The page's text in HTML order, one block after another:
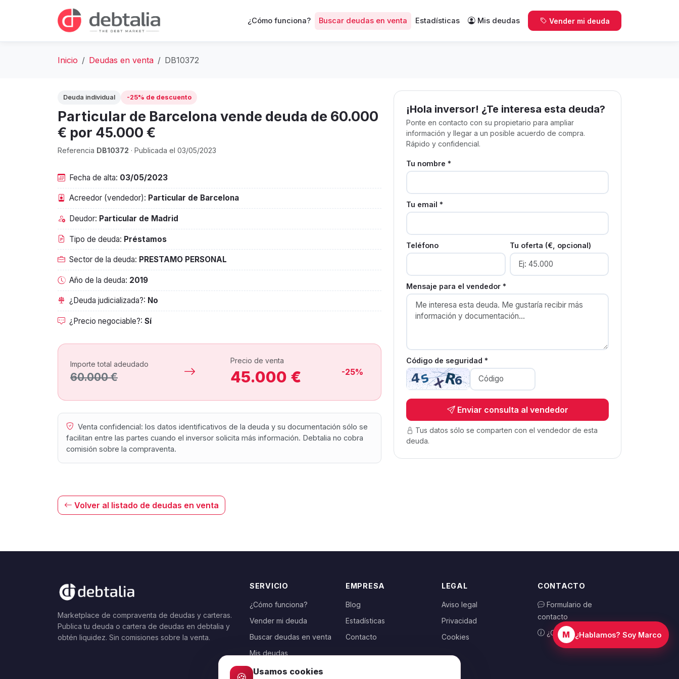
¿Cómo funciona? Buscar deudas en venta Estadísticas Mis deudas Vender mi deuda
Inicio Deudas en venta DB10372
Deuda individual -25% de descuento
Particular de Barcelona vende deuda de 60.000
€ por 45.000 €
Referencia DB10372 · Publicada el 03/05/2023
Fecha de alta: 03/05/2023
Acreedor (vendedor): Particular de Barcelona
Deudor: Particular de Madrid
Tipo de deuda: Préstamos
Sector de la deuda: PRESTAMO PERSONAL
Año de la deuda: 2019
¿Deuda judicializada?: No
¿Precio negociable?: Sí
Importe total adeudado
60.000 €
Precio de venta
45.000 € -25%
Venta confidencial: los datos identificativos de la deuda y su documentación sólo se
facilitan entre las partes cuando el inversor solicita más información. Debtalia no cobra
comisión sobre la compraventa.
¡Hola inversor! ¿Te interesa esta deuda?
Ponte en contacto con su propietario para ampliar
información y llegar a un posible acuerdo de compra.
Rápido y confidencial.
Tu nombre *
Tu email *
Teléfono Tu oferta (€, opcional)
Mensaje para el vendedor *
Código de seguridad *
Enviar consulta al vendedor
Tus datos sólo se comparten con el vendedor de esta
deuda.
Volver al listado de deudas en venta
Marketplace de compraventa de deudas y carteras.
Publica tu deuda o cartera de deudas en debtalia y
obtén liquidez. Sin comisiones sobre la venta.
SERVICIO
¿Cómo funciona?
Vender mi deuda
Buscar deudas en venta
Mis deudas
EMPRESA
Blog
Estadísticas
Contacto
LEGAL
Aviso legal
Privacidad
Cookies
CONTACTO
Formulario de
contacto
¿Cómo funciona?
M ¿Hablamos? Soy Marco
Usamos cookies